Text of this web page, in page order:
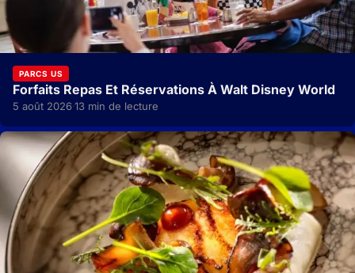
PARCS US
Forfaits Repas Et Réservations À Walt Disney World
5 août 2026·13 min de lecture